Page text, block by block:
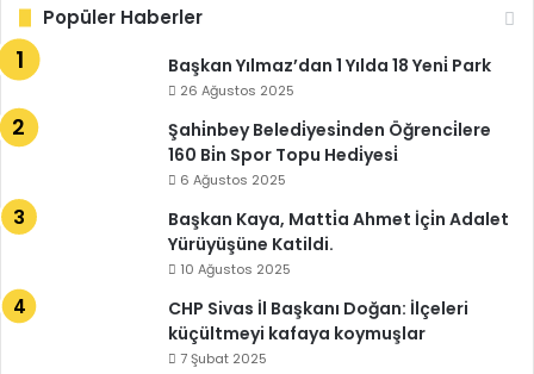
Popüler Haberler
Başkan Yılmaz’dan 1 Yılda 18 Yeni̇ Park
26 Ağustos 2025
Şahi̇nbey Beledi̇yesi̇nden Öğrenci̇lere
160 Bi̇n Spor Topu Hedi̇yesi̇
6 Ağustos 2025
Başkan Kaya, Matti̇a Ahmet İçi̇n Adalet
Yürüyüşüne Katildi.
10 Ağustos 2025
CHP Sivas İl Başkanı Doğan: İlçeleri
küçültmeyi kafaya koymuşlar
7 Şubat 2025